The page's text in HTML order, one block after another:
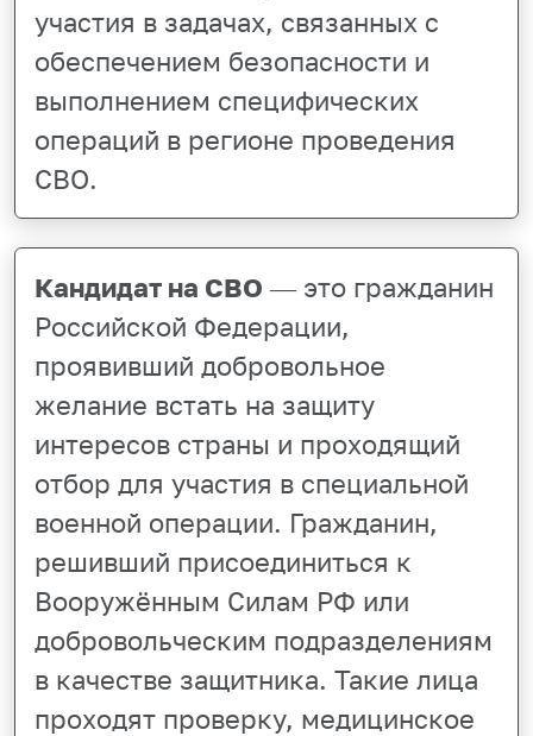
участия в задачах, связанных с
обеспечением безопасности и
выполнением специфических
операций в регионе проведения
СВО.
Кандидат на СВО — это гражданин
Российской Федерации,
проявивший добровольное
желание встать на защиту
интересов страны и проходящий
отбор для участия в специальной
военной операции. Гражданин,
решивший присоединиться к
Вооружённым Силам РФ или
добровольческим подразделениям
в качестве защитника. Такие лица
проходят проверку, медицинское